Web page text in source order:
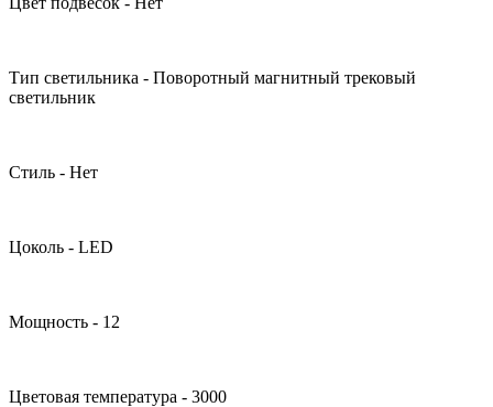
Тип светильника - Поворотный магнитный трековый
светильник
Стиль - Нет
Цоколь - LED
Мощность - 12
Цветовая температура - 3000